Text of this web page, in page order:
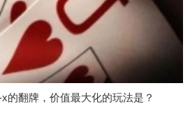
x的翻牌，价值最大化的玩法是？